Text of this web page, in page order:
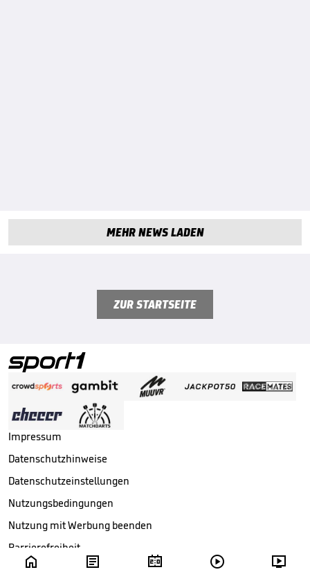
MEHR NEWS LADEN
    
ZUR STARTSEITE
Impressum
Datenschutzhinweise
Datenschutzeinstellungen
Nutzungsbedingungen
Nutzung mit Werbung beenden
Barrierefreiheit
Copyright © Sport1 GmbH. Alle Rechte vorbehalten.